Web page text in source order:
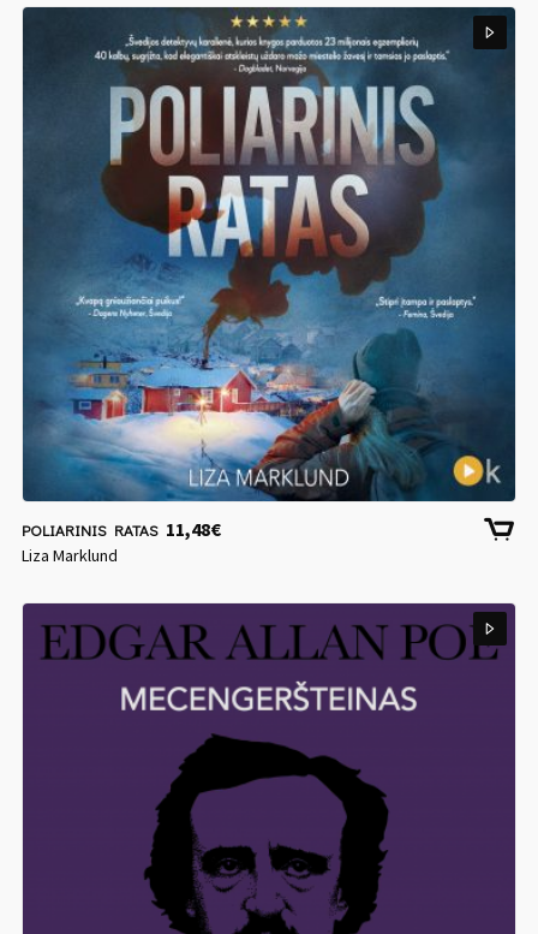
POLIARINIS RATAS 11,48€
Liza Marklund